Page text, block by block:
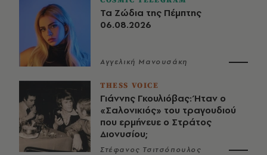
Τα Ζώδια της Πέμπτης
06.08.2026
Αγγελική Μανουσάκη
THESS VOICE
Γιάννης Γκουλιόβας: Ήταν ο
«Σαλονικιός» του τραγουδιού
που ερμήνευε ο Στράτος
Διονυσίου;
Στέφανος Τσιτσόπουλος